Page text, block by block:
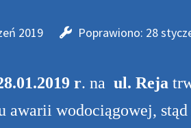
2019 Poprawiono: 28
r. na ul. Reja
awarii wodociągowej,